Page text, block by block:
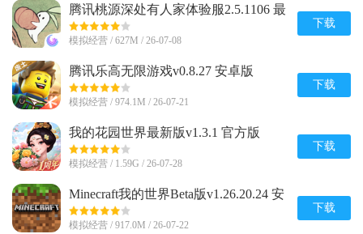
腾讯桃源深处有人家体验服2.5.1106 最
新版
模拟经营 / 627M / 26-07-08
下载
腾讯乐高无限游戏v0.8.27 安卓版
模拟经营 / 974.1M / 26-07-21
下载
我的花园世界最新版v1.3.1 官方版
模拟经营 / 1.59G / 26-07-28
下载
Minecraft我的世界Beta版v1.26.20.24 安
卓手机版
模拟经营 / 917.0M / 26-07-22
下载